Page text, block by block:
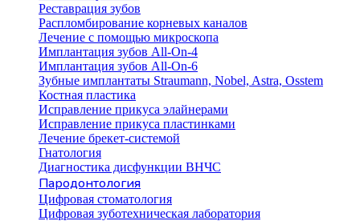
Реставрация зубов
Распломбирование корневых каналов
Лечение с помощью микроскопа
Имплантация зубов All-On-4
Имплантация зубов All-On-6
Зубные имплантаты Straumann, Nobel, Astra, Osstem
Костная пластика
Исправление прикуса элайнерами
Исправление прикуса пластинками
Лечение брекет-системой
Гнатология
Диагностика дисфункции ВНЧС
Пародонтология
Цифровая стоматология
Цифровая зуботехническая лаборатория